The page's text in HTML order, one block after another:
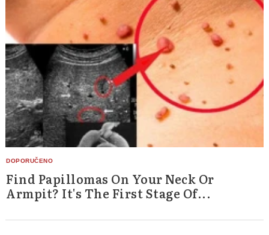
Find Papillomas On Your Neck Or
Armpit? It's The First Stage Of...